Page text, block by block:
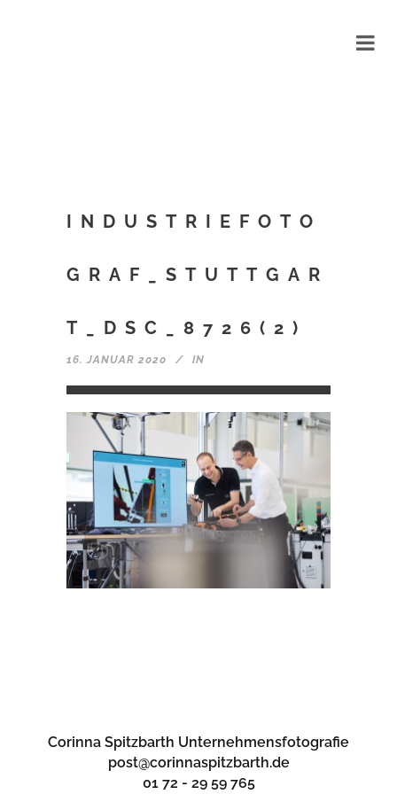
INDUSTRIEFOTO
GRAF_STUTTGAR
T_DSC_8726(2)
16. JANUAR 2020 IN
Corinna Spitzbarth Unternehmensfotografie
post@corinnaspitzbarth.de
01 72 - 29 59 765